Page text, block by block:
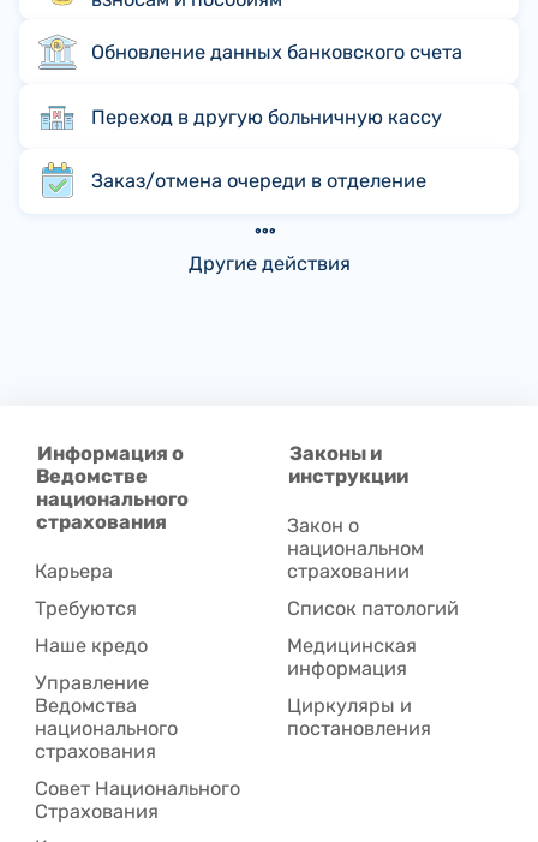
Обновление данных банковского счета
Переход в другую больничную кассу
Заказ/отмена очереди в отделение
Другие действия
Информация о
Ведомстве
национального
страхования
Карьера
Требуются
Наше кредо
Управление
Ведомства
национального
страхования
Совет Национального
Cтрахования
Законы и
инструкции
Закон о
национальном
страховании
Список патологий
Медицинская
информация
Циркуляры и
постановления